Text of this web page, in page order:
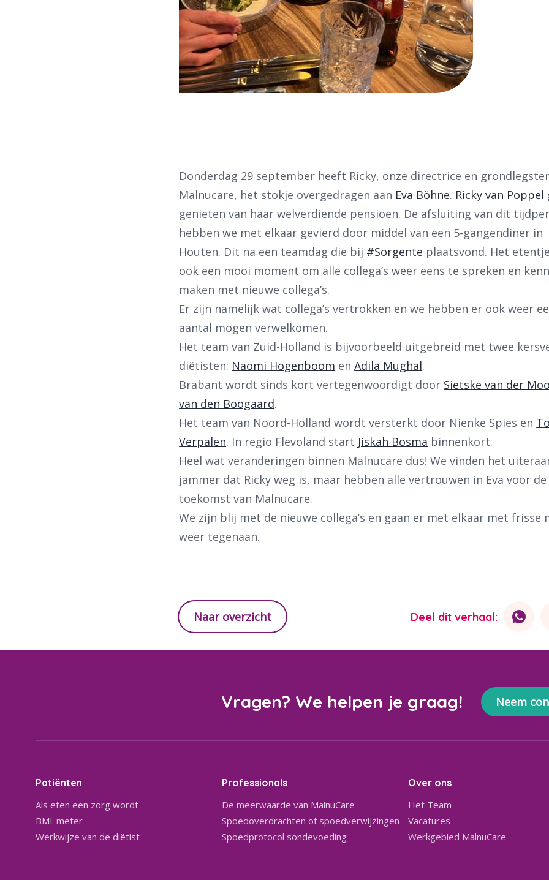
Waar ben je naar op zoek?
Donderdag 29 september heeft Ricky, onze directrice en
Malnucare, het stokje overgedragen aan Eva Böhne. Ricky van Poppel
genieten van haar welverdiende pensioen. De afsluiting van dit
hebben we met elkaar gevierd door middel van een 5-gangendiner in
Houten. Dit na een teamdag die bij #Sorgente plaatsvond. Het
ook een mooi moment om alle collega’s weer eens te spreken en
maken met nieuwe collega’s.
Er zijn namelijk wat collega’s vertrokken en we hebben er ook weer
aantal mogen verwelkomen.
Het team van Zuid-Holland is bijvoorbeeld uitgebreid met twee
diëtisten: Naomi Hogenboom enAdila Mughal.
Brabant wordt sinds kort vertegenwoordigt door Sietske van der
van den Boogaard.
Het team van Noord-Holland wordt versterkt door Nienke Spies en
Verpalen. In regio Flevoland start Jiskah Bosma binnenkort.
Heel wat veranderingen binnen Malnucare dus! We vinden het
jammer dat Ricky weg is, maar hebben alle vertrouwen in Eva voor de
toekomst van Malnucare.
We zijn blij met de nieuwe collega’s en gaan er met elkaar met frisse
weer tegenaan.
Naar overzicht Deel dit verhaal:
Vragen? We helpen je graag! Neem
Patiënten
Als eten een zorg wordt
BMI-meter
Werkwijze van de diëtist
Professionals
De meerwaarde van MalnuCare
Spoedoverdrachten of spoedverwijzingen
Spoedprotocol sondevoeding
Over ons
Het Team
Vacatures
Werkgebied MalnuCare